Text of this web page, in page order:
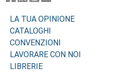
LA TUA OPINIONE
CATALOGHI
CONVENZIONI
LAVORARE CON NOI
LIBRERIE